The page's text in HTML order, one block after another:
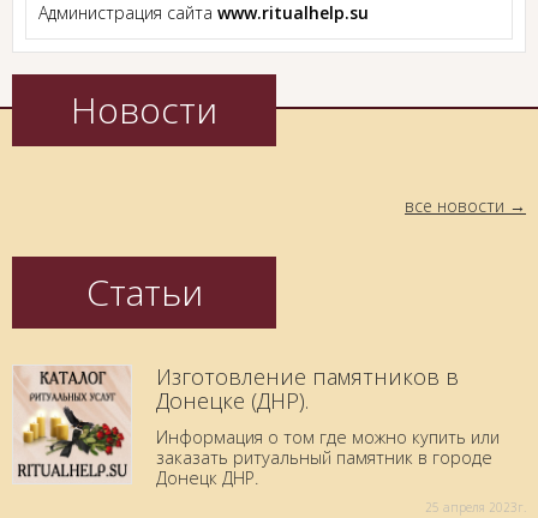
Администрация сайта www.ritualhelp.su
Новости
все новости
Статьи
Изготовление памятников в
Донецке (ДНР).
Информация о том где можно купить или
заказать ритуальный памятник в городе
Донецк ДНР.
25 aпреля 2023г.